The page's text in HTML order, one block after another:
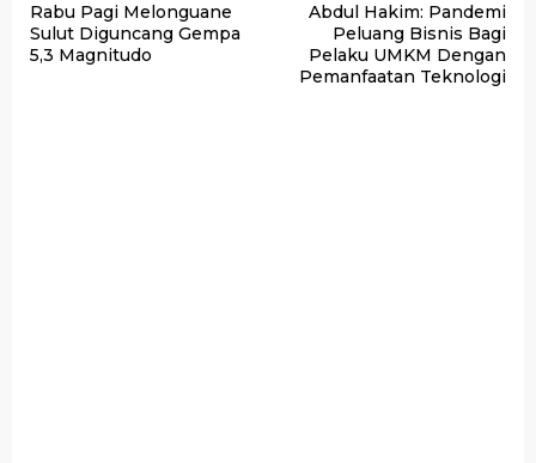
pos
Rabu Pagi Melonguane
Sulut Diguncang Gempa
5,3 Magnitudo
Abdul Hakim: Pandemi
Peluang Bisnis Bagi
Pelaku UMKM Dengan
Pemanfaatan Teknologi